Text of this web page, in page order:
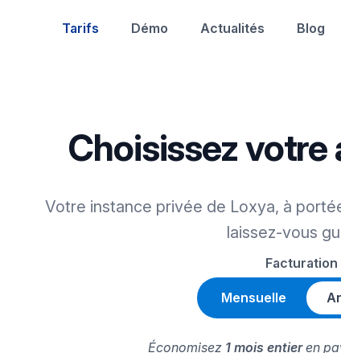
Tarifs Démo Actualités Blog
Choisissez
Votre instance privée de Loxya, à
laissez-vous
Facturation
Mensuelle
Économisez 1 mois entieren